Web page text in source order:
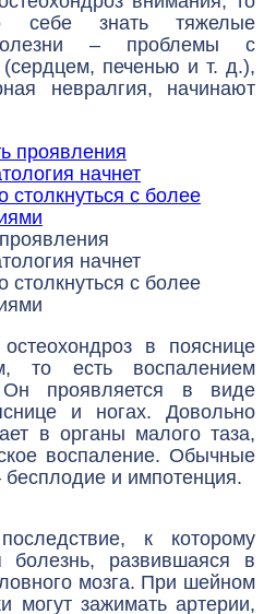
себе знать тяжелые
– проблемы с
печенью и т. д.),
невралгия, начинают
начнет
столкнуться с более
в пояснице
то есть воспалением
проявляется в виде
и ногах. Довольно
в органы малого таза,
воспаление. Обычные
и импотенция.
к которому
болезнь, развившаяся в
мозга. При шейном
могут зажимать артерии,